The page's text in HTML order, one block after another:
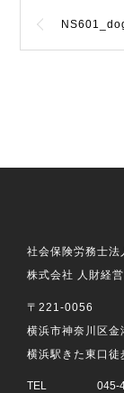
社会保険労務士法
株式会社 人財経
〒221-0056
横浜市神奈川区
横浜駅きた東口徒
TEL
045-